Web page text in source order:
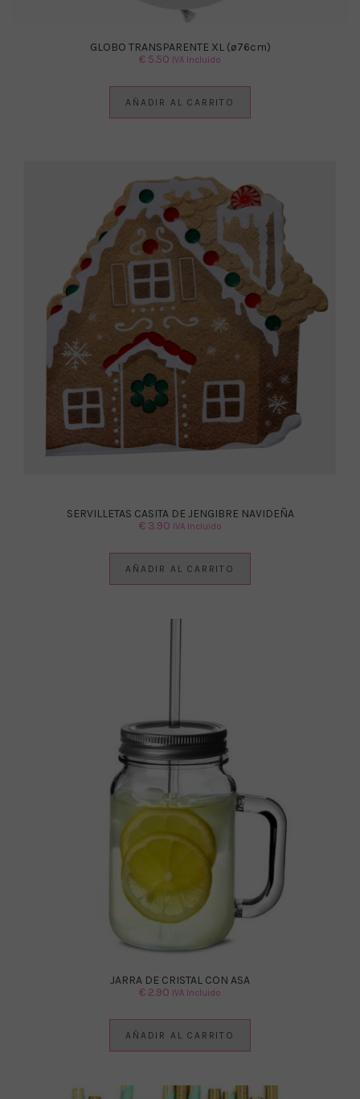
GLOBO TRANSPARENTE XL (ø76cm)
€ 5.50 IVA Incluido
AÑADIR AL CARRITO
SERVILLETAS CASITA DE JENGIBRE NAVIDEÑA
€3.90 IVA Incluido
AÑADIR AL CARRITO
JARRA DE CRISTAL CON ASA
€ 2.90 IVA Incluido
AÑADIR AL CARRITO